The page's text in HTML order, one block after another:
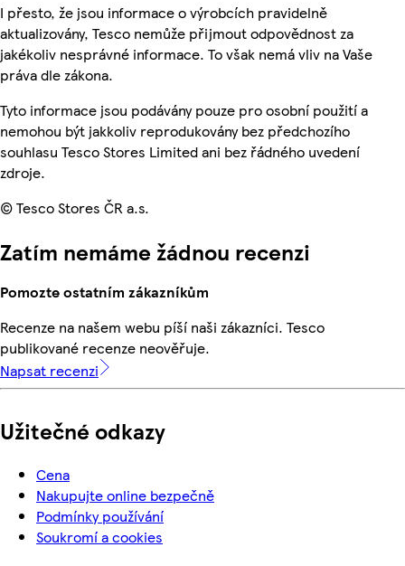
I přesto, že jsou informace o výrobcích pravidelně
aktualizovány, Tesco nemůže přijmout odpovědnost za
jakékoliv nesprávné informace. To však nemá vliv na Vaše
práva dle zákona.
Tyto informace jsou podávány pouze pro osobní použití a
nemohou být jakkoliv reprodukovány bez předchozího
souhlasu Tesco Stores Limited ani bez řádného uvedení
zdroje.
© Tesco Stores ČR a.s.
Zatím nemáme žádnou recenzi
Pomozte ostatním zákazníkům
Recenze na našem webu píší naši zákazníci. Tesco
publikované recenze neověřuje.
Napsat recenzi
Užitečné odkazy
Cena
Nakupujte online bezpečně
Podmínky používání
Soukromí a cookies